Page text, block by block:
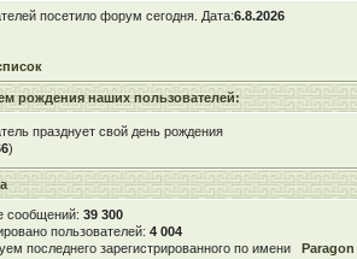
посетило форум сегодня. Дата:6.8.2026
рождения наших пользователей:
празднует свой день рождения
)
сообщений: 39 300
пользователей: 4 004
последнего зарегистрированного по имени
Paragon